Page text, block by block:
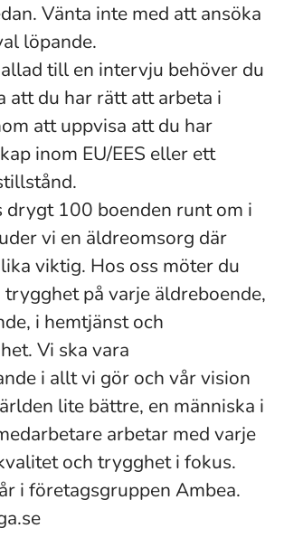
Vänta inte med att ansöka
löpande.
till en intervju behöver du
att du har rätt att arbeta i
att uppvisa att du har
inom EU/EES eller ett
drygt 100 boenden runt om i
vi en äldreomsorg där
viktig. Hos oss möter du
på varje äldreboende,
i hemtjänst och
Vi ska vara
i allt vi gör och vår vision
lite bättre, en människa i
arbetar med varje
och trygghet i fokus.
i företagsgruppen Ambea.